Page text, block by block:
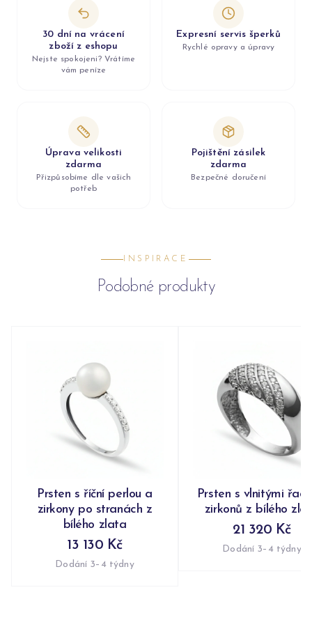
30 dní na vrácení
zboží z eshopu
Nejste spokojeni? Vrátíme
vám peníze
Expresní servis šperků
Rychlé opravy a úpravy
Úprava velikosti
zdarma
Přizpůsobíme dle vašich
potřeb
Pojištění zásilek
zdarma
Bezpečné doručení
INSPIRACE
Podobné produkty
Prsten s říční perlou a
zirkony po stranách z
bílého zlata
13 130 Kč
Dodání 3–4 týdny
Prsten s vlnitými
zirkonů z bílého
21 320 Kč
Dodání 3–4 týdny